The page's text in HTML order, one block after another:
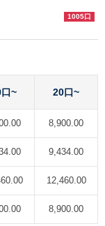
1005口
~ 20口~
8,900.00
9,434.00
12,460.00
8,900.00